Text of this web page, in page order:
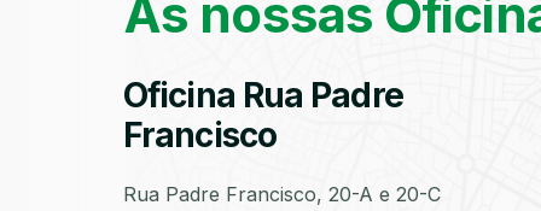
As nossas
Oficina Rua Padre
Francisco
Rua Padre Francisco, 20-A e 20-C